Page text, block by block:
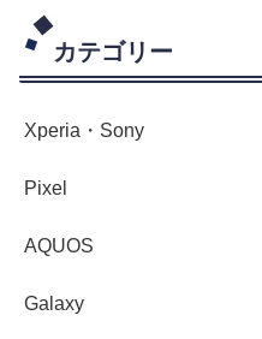
カテゴリー
Xperia・Sony
Pixel
AQUOS
Galaxy